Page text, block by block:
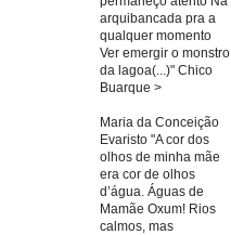
arquibancada pra a
qualquer momento
Ver emergir o monstro
da lagoa(...)" Chico
Buarque >
Maria da Conceição
Evaristo "A cor dos
olhos de minha mãe
era cor de olhos
d’água. Águas de
Mamãe Oxum! Rios
calmos, mas